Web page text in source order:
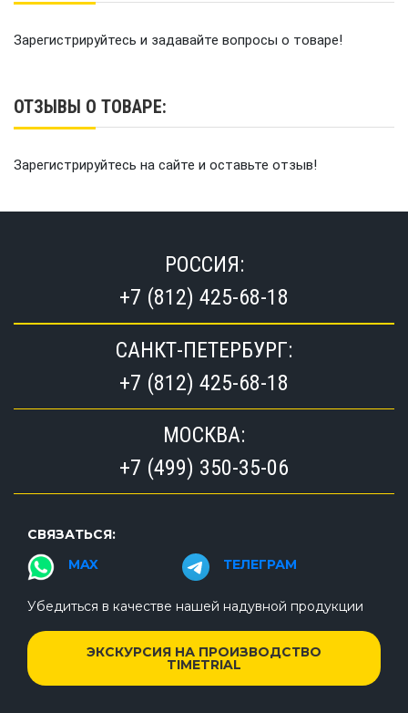
Зарегистрируйтесь и задавайте вопросы о товаре!
ОТЗЫВЫ О ТОВАРЕ:
Зарегистрируйтесь на сайте и оставьте отзыв!
РОССИЯ:
+7 (812) 425-68-18
САНКТ-ПЕТЕРБУРГ:
+7 (812) 425-68-18
МОСКВА:
+7 (499) 350-35-06
СВЯЗАТЬСЯ:
MAX
ТЕЛЕГРАМ
Убедиться в качестве нашей надувной продукции
ЭКСКУРСИЯ НА ПРОИЗВОДСТВО
TIMETRIAL